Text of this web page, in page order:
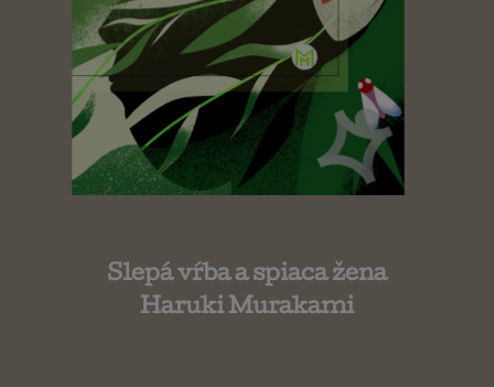
Slepá vŕba a spiaca žena
Haruki Murakami